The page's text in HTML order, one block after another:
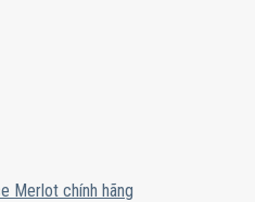
Merlot chính hãng